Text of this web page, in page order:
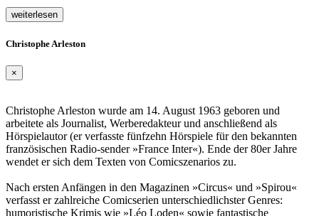
weiterlesen
Christophe Arleston
×
Christophe Arleston wurde am 14. August 1963 geboren und
arbeitete als Journalist, Werberedakteur und anschließend als
Hörspielautor (er verfasste fünfzehn Hörspiele für den bekannten
französischen Radio-sender »France Inter«). Ende der 80er Jahre
wendet er sich dem Texten von Comicszenarios zu.
Nach ersten Anfängen in den Magazinen »Circus« und »Spirou«
verfasst er zahlreiche Comicserien unterschiedlichster Genres:
humoristische Krimis wie »Léo Loden« sowie fantastische